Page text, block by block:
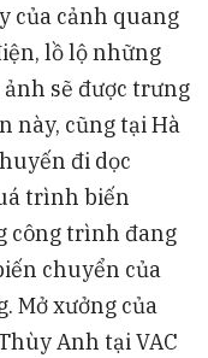
của cảnh quang
lồ lộ những
sẽ được trưng
này, cũng tại Hà
đi dọc
trình biến
công trình đang
chuyển của
Mở xưởng của
Anh tại VAC